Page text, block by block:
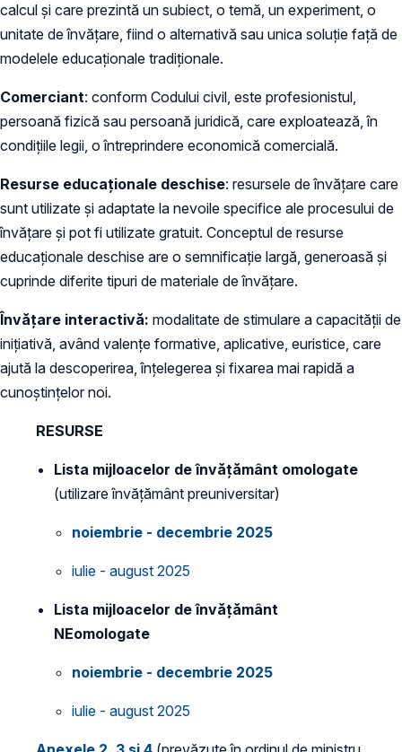
calcul și care prezintă un subiect, o temă, un experiment, o
unitate de învățare, fiind o alternativă sau unica soluție față de
modelele educaționale tradiționale.
Comerciant: conform Codului civil, este profesionistul,
persoană fizică sau persoană juridică, care exploatează, în
condițiile legii, o întreprindere economică comercială.
Resurse educaționale deschise: resursele de învățare care
sunt utilizate și adaptate la nevoile specifice ale procesului de
învățare și pot fi utilizate gratuit. Conceptul de resurse
educaționale deschise are o semnificație largă, generoasă și
cuprinde diferite tipuri de materiale de învățare.
Învățare interactivă: modalitate de stimulare a capacității de
inițiativă, având valențe formative, aplicative, euristice, care
ajută la descoperirea, înțelegerea și fixarea mai rapidă a
cunoștințelor noi.
RESURSE
Lista mijloacelor de învățământ omologate
(utilizare învățământ preuniversitar)
noiembrie - decembrie 2025
iulie - august 2025
Lista mijloacelor de învățământ
NEomologate
noiembrie - decembrie 2025
​iulie - august 2025